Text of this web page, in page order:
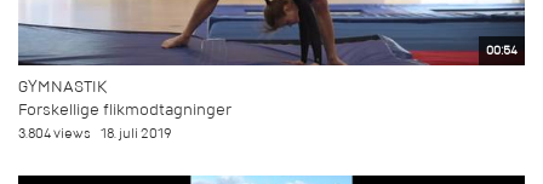
00:54
GYMNASTIK
Forskellige flikmodtagninger
3.804 views 18. juli 2019